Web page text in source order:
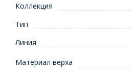
Коллекция
Тип
Линия
Материал верха